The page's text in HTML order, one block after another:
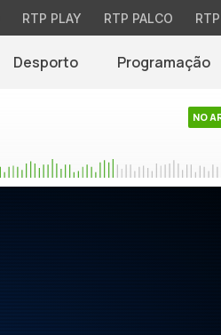
RTP PLAY RTP PALCO
Desporto Programação
NO